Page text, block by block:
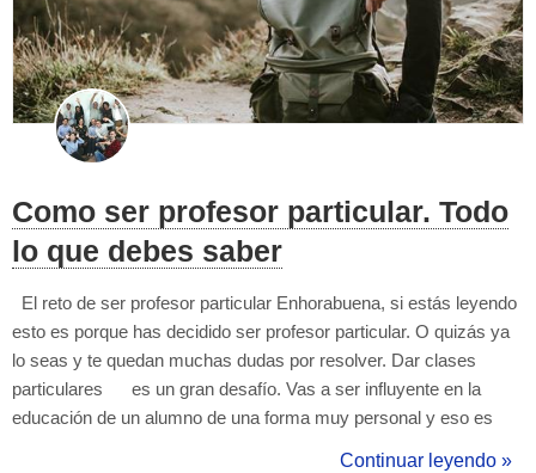
Como ser profesor particular. Todo
lo que debes saber
El reto de ser profesor particular Enhorabuena, si estás leyendo
esto es porque has decidido ser profesor particular. O quizás ya
lo seas y te quedan muchas dudas por resolver. Dar clases
particulares es un gran desafío. Vas a ser influyente en la
educación de un alumno de una forma muy personal y eso es
Continuar leyendo »